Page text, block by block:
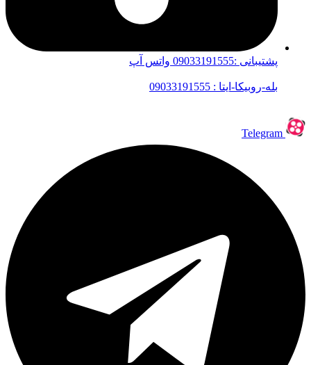
پشتیبانی :09033191555 واتس آپ
بله-روبیکا-ایتا : 09033191555
Telegram